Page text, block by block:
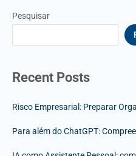
Pesquisar
Recent Posts
Risco Empresarial: Preparar
Para além do ChatGPT: